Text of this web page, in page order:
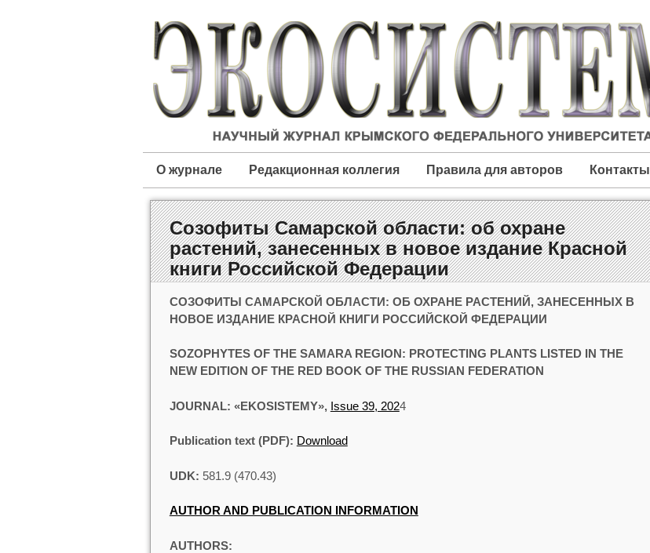
О журнале Редакционная коллегия Правила для авторов Контакты
Созофиты Самарской области: об охране
растений, занесенных в новое издание Красной
книги Российской Федерации
СОЗОФИТЫ САМАРСКОЙ ОБЛАСТИ: ОБ ОХРАНЕ РАСТЕНИЙ, ЗАНЕСЕННЫХ В
НОВОЕ ИЗДАНИЕ КРАСНОЙ КНИГИ РОССИЙСКОЙ ФЕДЕРАЦИИ
SOZOPHYTES OF THE SAMARA REGION: PROTECTING PLANTS LISTED IN THE
NEW EDITION OF THE RED BOOK OF THE RUSSIAN FEDERATION
JOURNAL: «EKOSISTEMY», Issue 39, 2024
Publication text (PDF): Download
UDK: 581.9 (470.43)
AUTHOR AND PUBLICATION INFORMATION
AUTHORS: